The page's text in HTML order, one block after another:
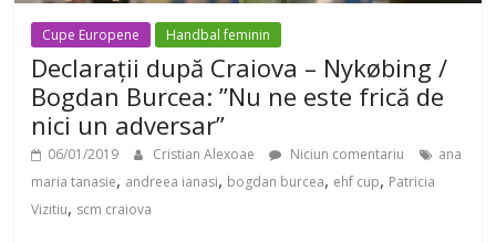
Cupe Europene Handbal feminin
Declarații după Craiova – Nykøbing /
Bogdan Burcea: ”Nu ne este frică de
nici un adversar”
06/01/2019 Cristian Alexoae Niciun comentariu
ana
maria tanasie, andreea ianasi, bogdan burcea, ehf cup, Patricia
Vizitiu, scm craiova